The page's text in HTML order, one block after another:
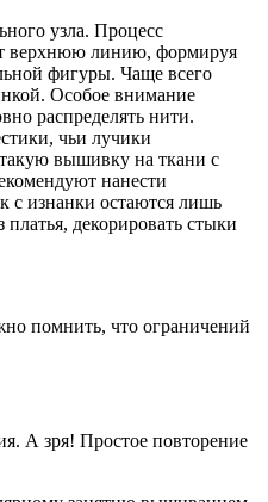
узла. Процесс
верхнюю линию, формируя
фигуры. Чаще всего
Особое внимание
распределять нити.
чьи лучики
вышивку на ткани с
нанести
с изнанки остаются лишь
декорировать стыки
помнить, что ограничений
А зря! Простое повторение